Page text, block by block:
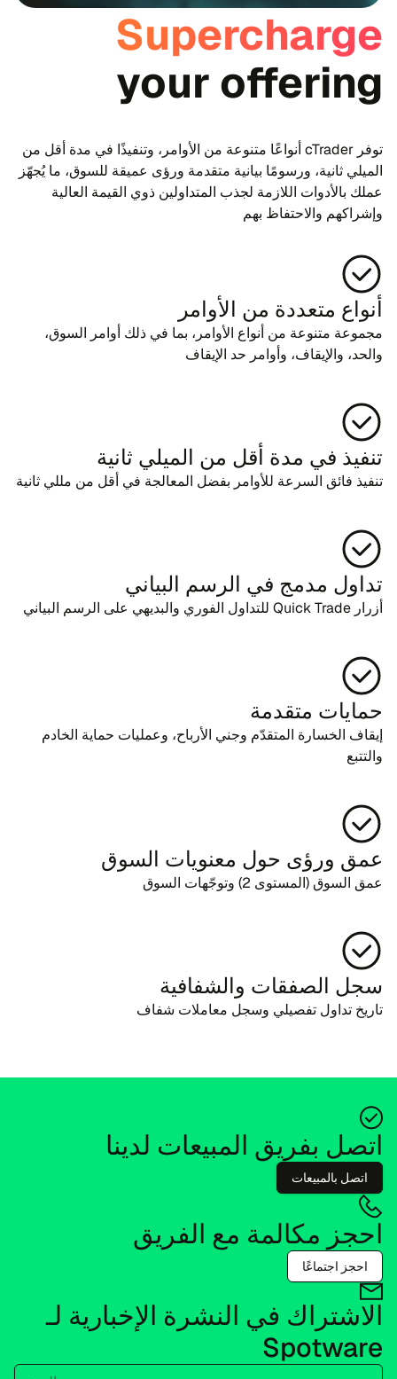
Supercharge
your offering
توفر cTrader أنواعًا متنوعة من الأوامر، وتنفيذًا في مدة أقل من
الميلي ثانية، ورسومًا بيانية متقدمة ورؤى عميقة للسوق، ما يُجهّز
عملك بالأدوات اللازمة لجذب المتداولين ذوي القيمة العالية
وإشراكهم والاحتفاظ بهم
أنواع متعددة من الأوامر
مجموعة متنوعة من أنواع الأوامر، بما في ذلك أوامر السوق،
والحد، والإيقاف، وأوامر حد الإيقاف
تنفيذ في مدة أقل من الميلي ثانية
تنفيذ فائق السرعة للأوامر بفضل المعالجة في أقل من مللي ثانية
تداول مدمج في الرسم البياني
أزرار Quick Trade للتداول الفوري والبديهي على الرسم البياني
حمايات متقدمة
إيقاف الخسارة المتقدّم وجني الأرباح، وعمليات حماية الخادم
والتتبع
عمق ورؤى حول معنويات السوق
عمق السوق (المستوى 2) وتوجّهات السوق
سجل الصفقات والشفافية
تاريخ تداول تفصيلي وسجل معاملات شفاف
اتصل بفريق المبيعات لدينا
اتصل بالمبيعات
احجز مكالمة مع الفريق
احجز اجتماعًا
الاشتراك في النشرة الإخبارية لـ
Spotware
البريد